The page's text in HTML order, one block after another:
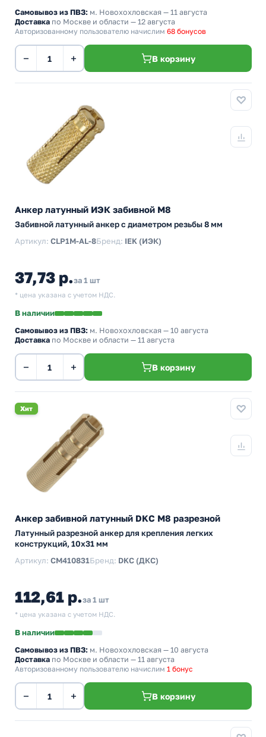
Самовывоз из ПВЗ: м. Новохохловская — 11 августа
Доставка по Москве и области — 12 августа
Авторизованному пользователю начислим 68 бонусов
− + В корзину
Анкер латунный ИЭК забивной М8
Забивной латунный анкер c диаметром резьбы 8 мм
Артикул: CLP1M-AL-8Бренд: IEK (ИЭК)
37,73 р.за 1 шт
* цена указана с учетом НДС.
В наличии
Самовывоз из ПВЗ: м. Новохохловская — 10 августа
Доставка по Москве и области — 11 августа
− + В корзину
Хит
Анкер забивной латунный DKC М8 разрезной
Латунный разрезной анкер для крепления легких
конструкций, 10x31 мм
Артикул: CM410831Бренд: DKC (ДКС)
112,61 р.за 1 шт
* цена указана с учетом НДС.
В наличии
Самовывоз из ПВЗ: м. Новохохловская — 10 августа
Доставка по Москве и области — 11 августа
Авторизованному пользователю начислим 1 бонус
− + В корзину